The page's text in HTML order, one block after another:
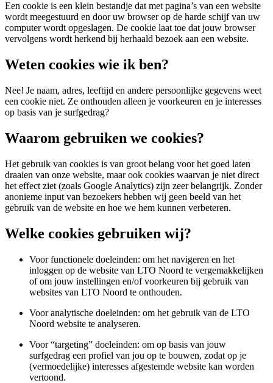
Een cookie is een klein bestandje dat met pagina’s van een website
wordt meegestuurd en door uw browser op de harde schijf van uw
computer wordt opgeslagen. De cookie laat toe dat jouw browser
vervolgens wordt herkend bij herhaald bezoek aan een website.
Weten cookies wie ik ben?
Nee! Je naam, adres, leeftijd en andere persoonlijke gegevens weet
een cookie niet. Ze onthouden alleen je voorkeuren en je interesses
op basis van je surfgedrag?
Waarom gebruiken we cookies?
Het gebruik van cookies is van groot belang voor het goed laten
draaien van onze website, maar ook cookies waarvan je niet direct
het effect ziet (zoals Google Analytics) zijn zeer belangrijk. Zonder
anonieme input van bezoekers hebben wij geen beeld van het
gebruik van de website en hoe we hem kunnen verbeteren.
Welke cookies gebruiken wij?
Voor functionele doeleinden: om het navigeren en het
inloggen op de website van LTO Noord te vergemakkelijken
of om jouw instellingen en/of voorkeuren bij gebruik van
websites van LTO Noord te onthouden.
Voor analytische doeleinden: om het gebruik van de LTO
Noord website te analyseren.
Voor “targeting” doeleinden: om op basis van jouw
surfgedrag een profiel van jou op te bouwen, zodat op je
(vermoedelijke) interesses afgestemde website kan worden
vertoond.